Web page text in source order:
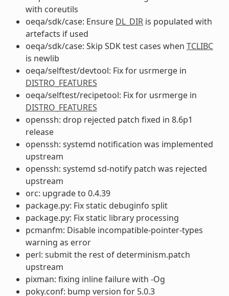
with coreutils
oeqa/sdk/case: Ensure DL_DIRis populated with
artefacts if used
oeqa/sdk/case: Skip SDK test cases when TCLIBC
is newlib
oeqa/selftest/devtool: Fix for usrmerge in
DISTRO_FEATURES
oeqa/selftest/recipetool: Fix for usrmerge in
DISTRO_FEATURES
openssh: drop rejected patch fixed in 8.6p1
release
openssh: systemd notification was implemented
upstream
openssh: systemd sd-notify patch was rejected
upstream
orc: upgrade to 0.4.39
package.py: Fix static debuginfo split
package.py: Fix static library processing
pcmanfm: Disable incompatible-pointer-types
warning as error
perl: submit the rest of determinism.patch
upstream
pixman: fixing inline failure with -Og
poky.conf: bump version for 5.0.3